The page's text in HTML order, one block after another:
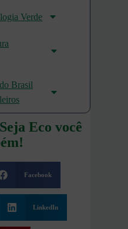
Verde
Brasil
Eco você
Facebook
LinkedIn